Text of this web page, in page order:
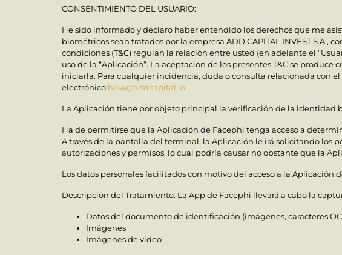
CONSENTIMIENTO DEL USUARIO:
He sido informado y declaro haber entendido los derechos que me
biométricos sean tratados por la empresa ADD CAPITAL INVEST S.A.,
condiciones (T&C) regulan la relación entre usted (en adelante el
uso de la “Aplicación”. La aceptación de los presentes T&C se
iniciarla. Para cualquier incidencia, duda o consulta relacionada con
electrónico hola@addcapital.io
La Aplicación tiene por objeto principal la verificación de la identidad
Ha de permitirse que la Aplicación de Facephi tenga acceso a
A través de la pantalla del terminal, la Aplicación le irá solicitando los
autorizaciones y permisos, lo cual podría causar no obstante que la
Los datos personales facilitados con motivo del acceso a la
Descripción del Tratamiento: La App de Facephi llevará a cabo la
Datos del documento de identificación (imágenes, caracteres
Imágenes
Imágenes de vídeo